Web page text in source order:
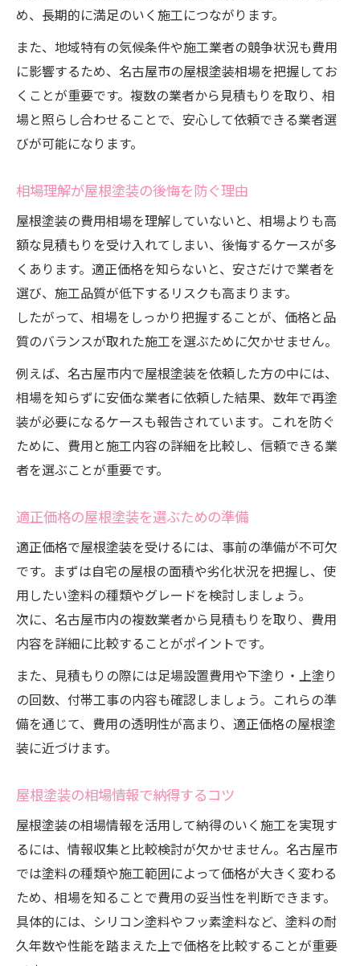
め、長期的に満足のいく施工につながります。
また、地域特有の気候条件や施工業者の競争状況も費用
に影響するため、名古屋市の屋根塗装相場を把握してお
くことが重要です。複数の業者から見積もりを取り、相
場と照らし合わせることで、安心して依頼できる業者選
びが可能になります。
相場理解が屋根塗装の後悔を防ぐ理由
屋根塗装の費用相場を理解していないと、相場よりも高
額な見積もりを受け入れてしまい、後悔するケースが多
くあります。適正価格を知らないと、安さだけで業者を
選び、施工品質が低下するリスクも高まります。
したがって、相場をしっかり把握することが、価格と品
質のバランスが取れた施工を選ぶために欠かせません。
例えば、名古屋市内で屋根塗装を依頼した方の中には、
相場を知らずに安価な業者に依頼した結果、数年で再塗
装が必要になるケースも報告されています。これを防ぐ
ために、費用と施工内容の詳細を比較し、信頼できる業
者を選ぶことが重要です。
適正価格の屋根塗装を選ぶための準備
適正価格で屋根塗装を受けるには、事前の準備が不可欠
です。まずは自宅の屋根の面積や劣化状況を把握し、使
用したい塗料の種類やグレードを検討しましょう。
次に、名古屋市内の複数業者から見積もりを取り、費用
内容を詳細に比較することがポイントです。
また、見積もりの際には足場設置費用や下塗り・上塗り
の回数、付帯工事の内容も確認しましょう。これらの準
備を通じて、費用の透明性が高まり、適正価格の屋根塗
装に近づけます。
屋根塗装の相場情報で納得するコツ
屋根塗装の相場情報を活用して納得のいく施工を実現す
るには、情報収集と比較検討が欠かせません。名古屋市
では塗料の種類や施工範囲によって価格が大きく変わる
ため、相場を知ることで費用の妥当性を判断できます。
具体的には、シリコン塗料やフッ素塗料など、塗料の耐
久年数や性能を踏まえた上で価格を比較することが重要